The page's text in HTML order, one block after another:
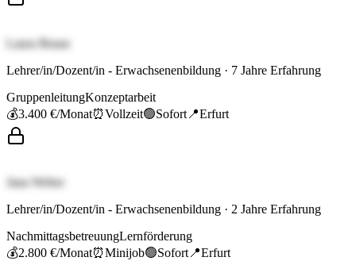
Laura Braun
Lehrer/in/Dozent/in - Erwachsenenbildung · 7 Jahre Erfahrung
GruppenleitungKonzeptarbeit
💰3.400 €/Monat⏰Vollzeit🟢Sofort 📍Erfurt
Jana Weber
Lehrer/in/Dozent/in - Erwachsenenbildung · 2 Jahre Erfahrung
NachmittagsbetreuungLernförderung
💰2.800 €/Monat⏰Minijob🟢Sofort 📍Erfurt